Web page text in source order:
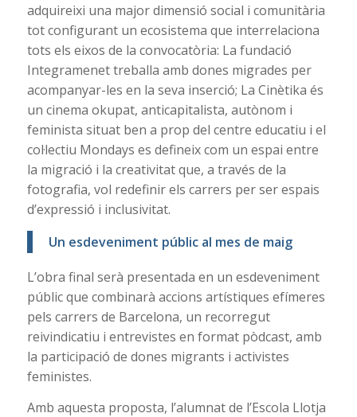
adquireixi una major dimensió social i comunitària
tot configurant un ecosistema que interrelaciona
tots els eixos de la convocatòria: La fundació
Integramenet treballa amb dones migrades per
acompanyar-les en la seva inserció; La Cinètika és
un cinema okupat, anticapitalista, autònom i
feminista situat ben a prop del centre educatiu i el
col·lectiu Mondays es defineix com un espai entre
la migració i la creativitat que, a través de la
fotografia, vol redefinir els carrers per ser espais
d’expressió i inclusivitat.
Un esdeveniment públic al mes de maig
L’obra final serà presentada en un esdeveniment
públic que combinarà accions artístiques efímeres
pels carrers de Barcelona, un recorregut
reivindicatiu i entrevistes en format pòdcast, amb
la participació de dones migrants i activistes
feministes.
Amb aquesta proposta, l’alumnat de l’Escola Llotja